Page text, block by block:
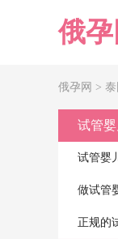
俄孕
俄孕网 > 泰
试管
试管婴
做试管
正规的